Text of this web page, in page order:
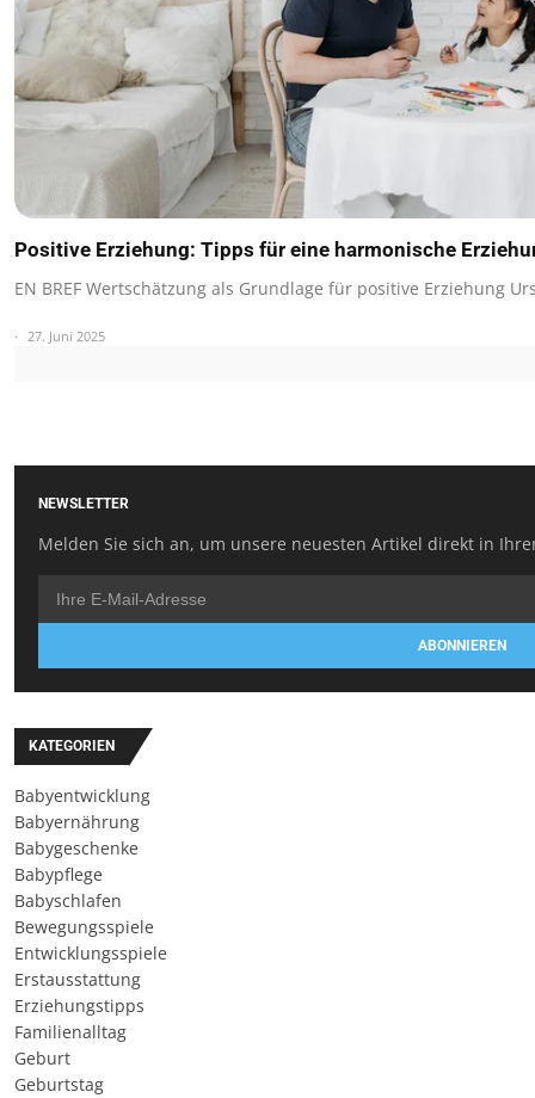
Positive Erziehung: Tipps für eine harmonische
EN BREF Wertschätzung als Grundlage für positive Erziehung
27. Juni 2025
NEWSLETTER
Melden Sie sich an, um unsere neuesten Artikel direkt in
ABONNIEREN
KATEGORIEN
Babyentwicklung
Babyernährung
Babygeschenke
Babypflege
Babyschlafen
Bewegungsspiele
Entwicklungsspiele
Erstausstattung
Erziehungstipps
Familienalltag
Geburt
Geburtstag